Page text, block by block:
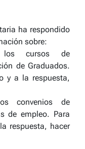
ha respondido
sobre:
los cursos de
de Graduados.
y a la respuesta,
convenios de
de empleo. Para
respuesta, hacer